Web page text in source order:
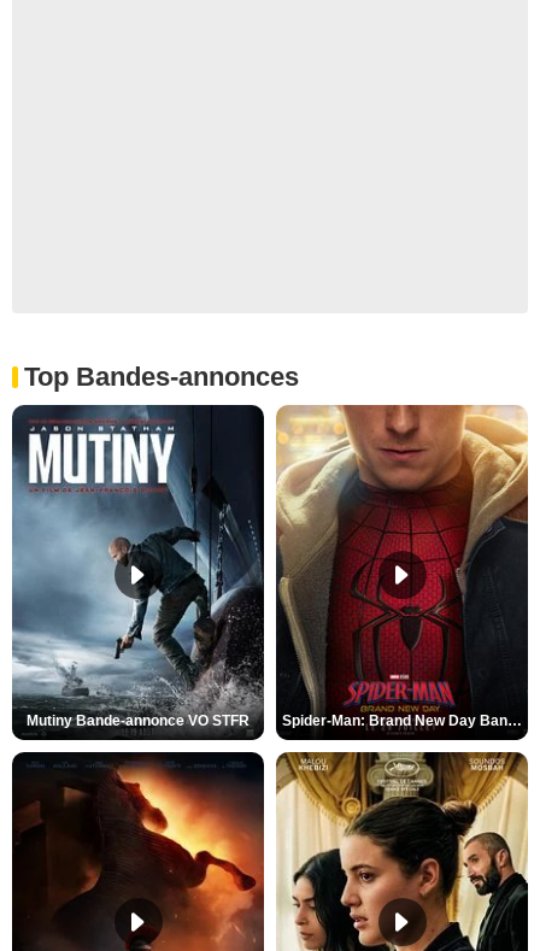
Top Bandes-annonces
Mutiny Bande-annonce VO STFR Spider-Man: Brand New Day Bande-annonce VO STFR